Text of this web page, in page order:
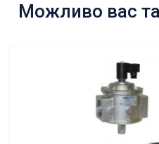
Можливо вас